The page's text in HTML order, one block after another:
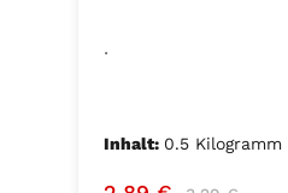
.
Inhalt: 0.5 Kilogramm
Regulärer Preis: